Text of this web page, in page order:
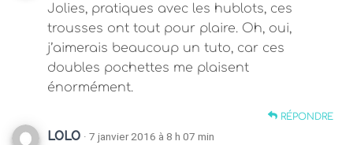
Jolies, pratiques avec les hublots, ces
trousses ont tout pour plaire. Oh, oui,
j’aimerais beaucoup un tuto, car ces
doubles pochettes me plaisent
énormément.
RÉPONDRE
LOLO · 7 janvier 2016 à 8 h 07 min